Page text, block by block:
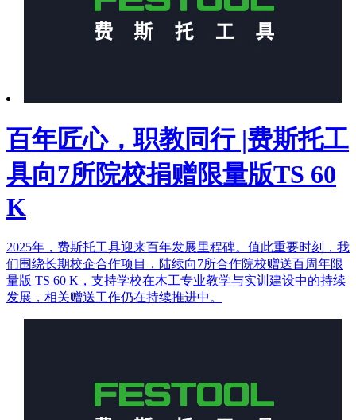
百年匠心，职教同行 |费斯托工
具向7所院校捐赠限量版TS 60
K
2025年，费斯托工具迎来百年发展里程碑。值此重要时刻，我
们围绕长期校企合作项目，陆续向7所合作院校赠送百周年限
量版 TS 60 K，支持学校在木工专业教学与实训建设中的持续
发展，相关赠送工作仍在持续推进中。